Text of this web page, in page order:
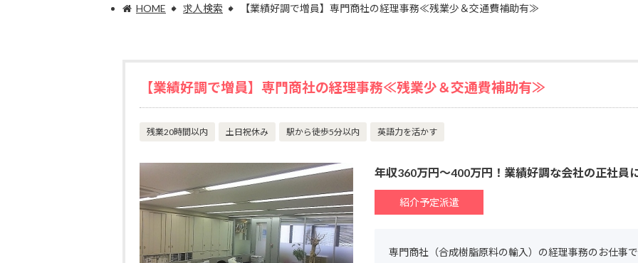
HOME 求人検索 【業績好調で増員】専門商社の経理事務≪残業少＆交通費補助有≫
【業績好調で増員】専門商社の経理事務≪残業少＆交通費補助有≫
残業20時間以内 土日祝休み 駅から徒歩5分以内 英語力を活かす
年収360万円～400万円！業績好調な会社の正社員
紹介予定派遣
専門商社（合成樹脂原料の輸入）の経理事務のお仕事